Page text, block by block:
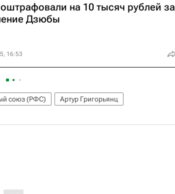
на 10 тысяч рублей за
Дзюбы
16:53
союз (РФС)
Артур Григорьянц